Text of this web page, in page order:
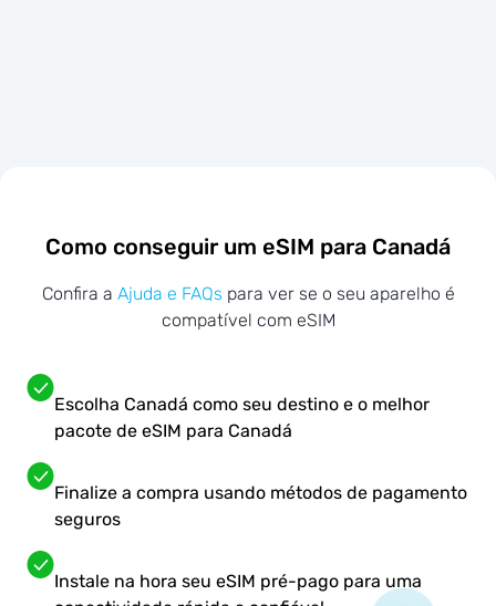
Como conseguir um eSIM para Canadá
Confira a Ajuda e FAQs para ver se o seu aparelho é
compatível com eSIM
Escolha Canadá como seu destino e o melhor
pacote de eSIM para Canadá
Finalize a compra usando métodos de pagamento
seguros
Instale na hora seu eSIM pré-pago para uma